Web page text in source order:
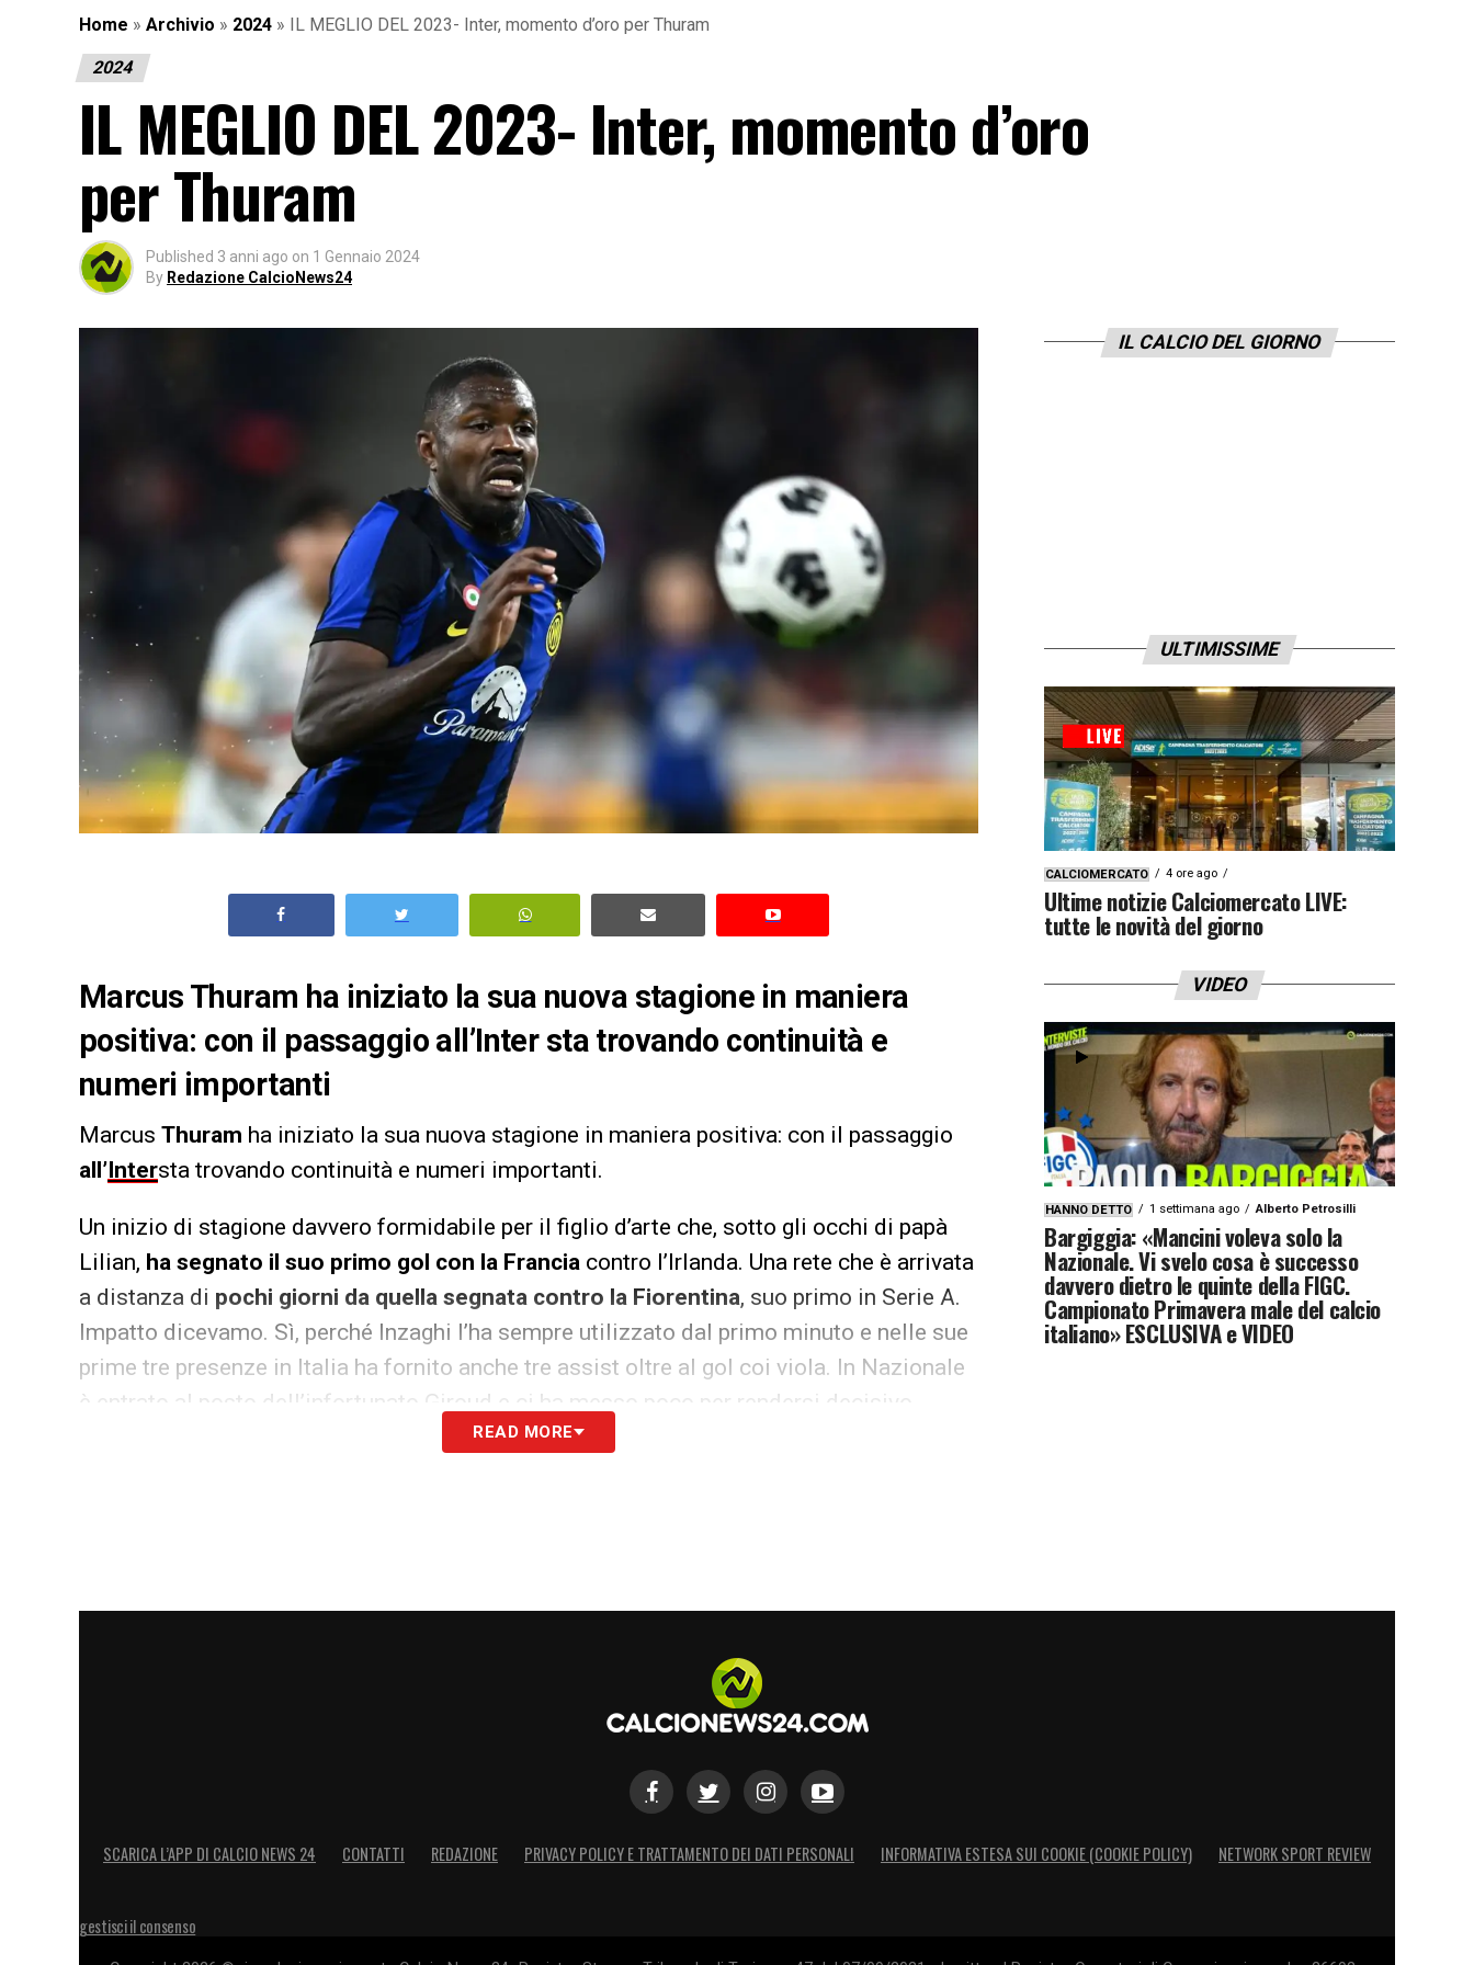
Home » Archivio » 2024 » IL MEGLIO DEL 2023- Inter, momento d’oro per Thuram
2024
IL MEGLIO DEL 2023- Inter, momento d’oro
per Thuram
Published 3 anni ago on 1 Gennaio 2024
By Redazione CalcioNews24
Marcus Thuram ha iniziato la sua nuova stagione in maniera
positiva: con il passaggio all’Inter sta trovando continuità e
numeri importanti
Marcus Thuram ha iniziato la sua nuova stagione in maniera positiva: con il passaggio
all’Intersta trovando continuità e numeri importanti.
Un inizio di stagione davvero formidabile per il figlio d’arte che, sotto gli occhi di papà
Lilian, ha segnato il suo primo gol con la Francia contro l’Irlanda. Una rete che è arrivata
a distanza di pochi giorni da quella segnata contro la Fiorentina, suo primo in Serie A.
Impatto dicevamo. Sì, perché Inzaghi l’ha sempre utilizzato dal primo minuto e nelle sue
prime tre presenze in Italia ha fornito anche tre assist oltre al gol coi viola. In Nazionale
è entrato al posto dell’infortunato Giroud e ci ha messo poco per rendersi decisivo.
READ MORE
IL CALCIO DEL GIORNO
ULTIMISSIME
CALCIOMERCATO 4 ore ago
Ultime notizie Calciomercato LIVE:
tutte le novità del giorno
VIDEO
HANNO DETTO 1 settimana ago Alberto Petrosilli
Bargiggia: «Mancini voleva solo la
Nazionale. Vi svelo cosa è successo
davvero dietro le quinte della FIGC.
Campionato Primavera male del calcio
italiano» ESCLUSIVA e VIDEO
SCARICA L’APP DI CALCIO NEWS 24 CONTATTI REDAZIONE PRIVACY POLICY E TRATTAMENTO DEI DATI PERSONALI INFORMATIVA ESTESA SUI COOKIE (COOKIE POLICY) NETWORK SPORT REVIEW
gestisci il consenso